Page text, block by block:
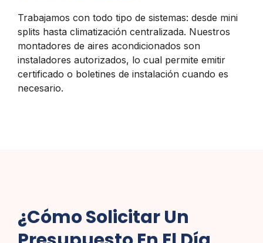
Trabajamos con todo tipo de sistemas: desde mini
splits hasta climatización centralizada. Nuestros
montadores de aires acondicionados son
instaladores autorizados, lo cual permite emitir
certificado o boletines de instalación cuando es
necesario.
¿Cómo Solicitar Un